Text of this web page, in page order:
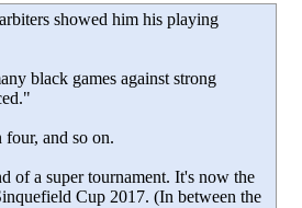
showed him his playing
black games against strong
and so on.
of a super tournament. It's now the
Cup 2017. (In between the